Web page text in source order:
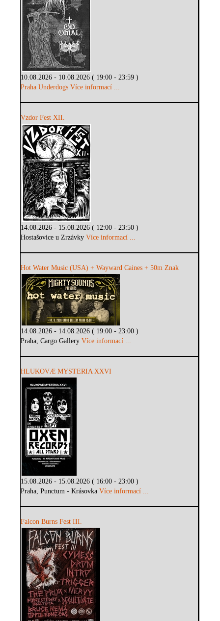
10.08.2026 - 10.08.2026 ( 19:00 - 23:59 )
Praha Underdogs Více informací ...
Vzdor Fest XII.
14.08.2026 - 15.08.2026 ( 12:00 - 23:50 )
Hostašovice u ZrzávkyVíce informací ...
Hot Water Music (USA) + Wayward Caines + 50m Znak
14.08.2026 - 14.08.2026 ( 19:00 - 23:00 )
Praha, Cargo GalleryVíce informací ...
HLUKOVÆ MYSTERIA XXVI
15.08.2026 - 15.08.2026 ( 16:00 - 23:00 )
Praha, Punctum - KrásovkaVíce informací ...
Falcon Burns Fest III.